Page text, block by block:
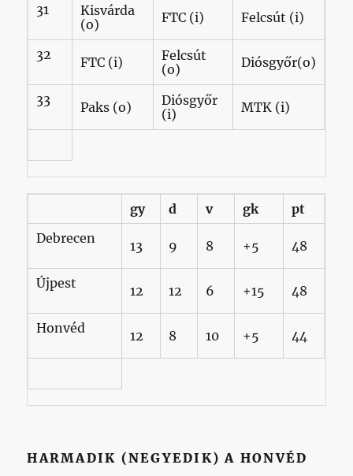
31
Kisvárda
(o)
FTC (i) Felcsút (i)
32 FTC (i)
Felcsút
(o)
Diósgyőr(o)
33 Paks (o)
Diósgyőr
(i)
MTK (i)
gy d v gk
pt
Debrecen
13 9 8 +5 48
Újpest 12 12 6 +15 48
Honvéd 12 8 10 +5 44
HARMADIK (NEGYEDIK) A HONVÉD